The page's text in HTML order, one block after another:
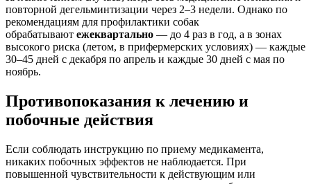
повторной дегельминтизации через 2–3 недели. Однако по
рекомендациям для профилактики собак
обрабатывают ежеквартально — до 4 раз в год, а в зонах
высокого риска (летом, в прифермерских условиях) — каждые
30–45 дней с декабря по апрель и каждые 30 дней с мая по
ноябрь.
Противопоказания к лечению и
побочные действия
Если соблюдать инструкцию по приему медикамента,
никаких побочных эффектов не наблюдается. При
повышенной чувствительности к действующим или